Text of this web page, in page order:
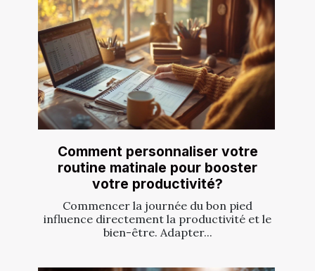
Comment personnaliser votre
routine matinale pour booster
votre productivité?
Commencer la journée du bon pied
influence directement la productivité et le
bien-être. Adapter...